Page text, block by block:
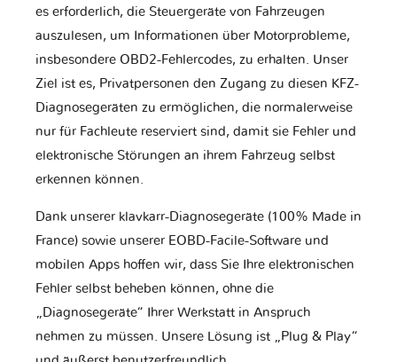
es erforderlich, die Steuergeräte von Fahrzeugen
auszulesen, um Informationen über Motorprobleme,
insbesondere OBD2-Fehlercodes, zu erhalten. Unser
Ziel ist es, Privatpersonen den Zugang zu diesen KFZ-
Diagnosegeräten zu ermöglichen, die normalerweise
nur für Fachleute reserviert sind, damit sie Fehler und
elektronische Störungen an ihrem Fahrzeug selbst
erkennen können.
Dank unserer klavkarr-Diagnosegeräte (100% Made in
France) sowie unserer EOBD-Facile-Software und
mobilen Apps hoffen wir, dass Sie Ihre elektronischen
Fehler selbst beheben können, ohne die
„Diagnosegeräte“ Ihrer Werkstatt in Anspruch
nehmen zu müssen. Unsere Lösung ist „Plug & Play“